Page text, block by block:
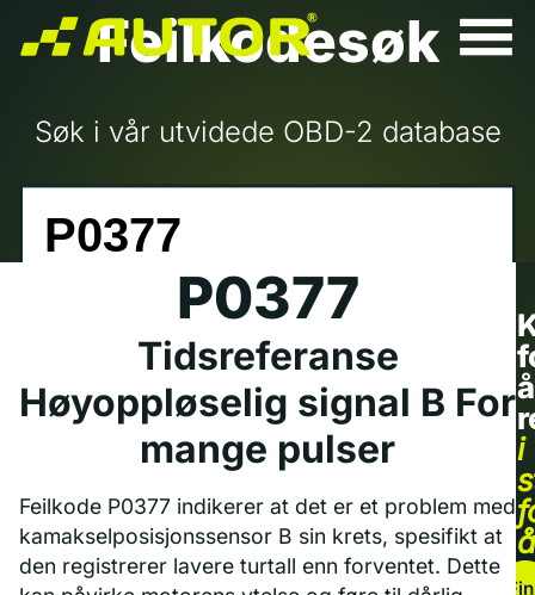
Feilkodesøk
Søk i vår utvidede OBD-2 database
P0377
Tidsreferanse
Høyoppløselig signal B For
mange pulser
Feilkode P0377 indikerer at det er et problem med
kamakselposisjonssensor B sin krets, spesifikt at
den registrerer lavere turtall enn forventet. Dette
å
i
å